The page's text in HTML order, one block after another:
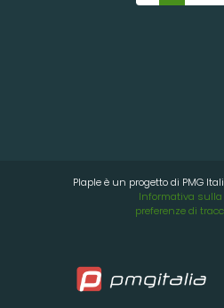
Plaple è un progetto di PMG
Informativa sulla
preferenze di